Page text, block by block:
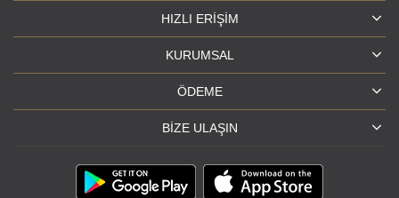
HIZLI ERIŞIM
KURUMSAL
ÖDEME
BIZE ULAŞIN